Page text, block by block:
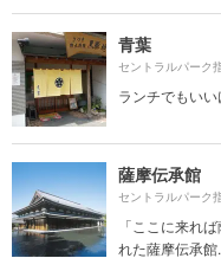
青葉
セントラルパーク
ランチでもい
薩摩伝承館
セントラルパーク
「ここに来れ
れた薩摩伝承館